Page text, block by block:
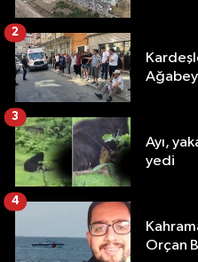
2
Ayı,
yedi
3
Orçan
4